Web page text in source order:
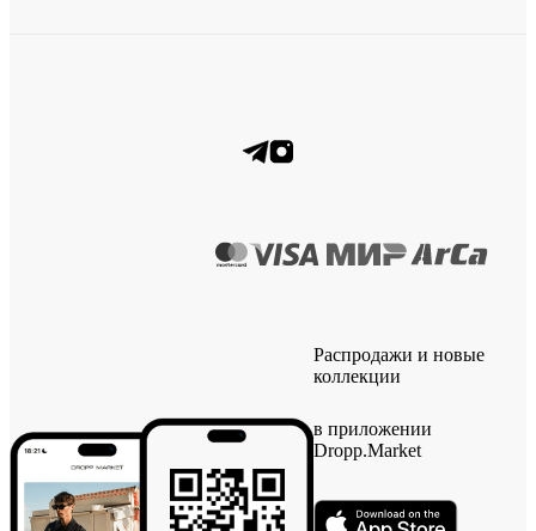
Распродажи и новые
коллекции
в приложении
Dropp.Market